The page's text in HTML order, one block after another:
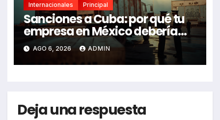
Internacionales Principal
Sanciones a Cuba: por qué tu
empresa en México debería
revisarlas
AGO 6, 2026 ADMIN
Deja una respuesta